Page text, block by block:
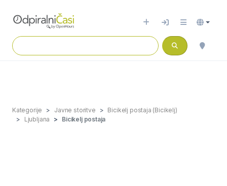
Kategorije Javne storitve
Bicikelj postaja (Bicikelj)
Ljubljana
Bicikelj postaja